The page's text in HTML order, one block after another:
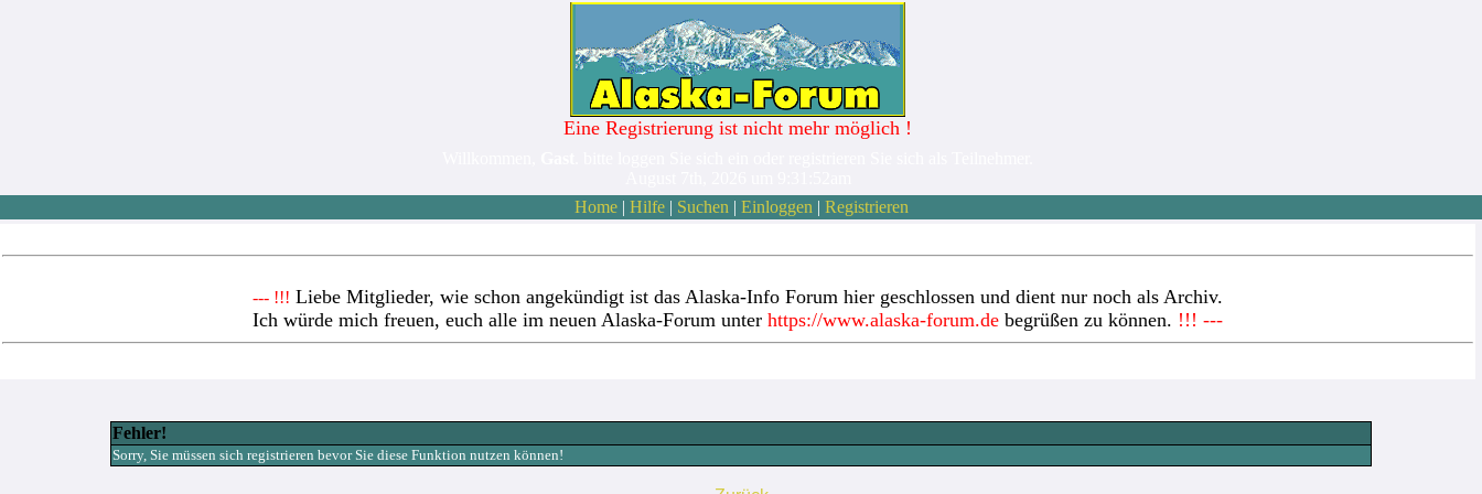
Eine Registrierung ist nicht mehr möglich !
Home| Hilfe| Suchen | Einloggen | Registrieren
--- !!! Liebe Mitglieder, wie schon angekündigt ist das Alaska-Info Forum hier geschlossen und dient nur noch als Archiv.
Ich würde mich freuen, euch alle im neuen Alaska-Forum unter https://www.alaska-forum.de begrüßen zu können. !!! ---
Fehler!
Sorry, Sie müssen sich registrieren bevor Sie diese Funktion nutzen können!